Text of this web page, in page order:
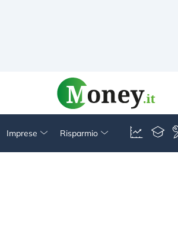
Imprese Risparmio